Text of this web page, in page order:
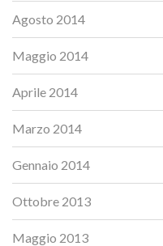
Agosto 2014
Maggio 2014
Aprile 2014
Marzo 2014
Gennaio 2014
Ottobre 2013
Maggio 2013